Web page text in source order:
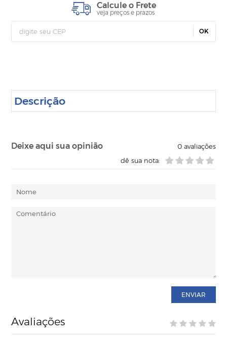
Calcule o Frete
veja preços e prazos
OK
Descrição
Deixe aqui sua opinião 0avaliações
dê sua nota:
ENVIAR
Avaliações